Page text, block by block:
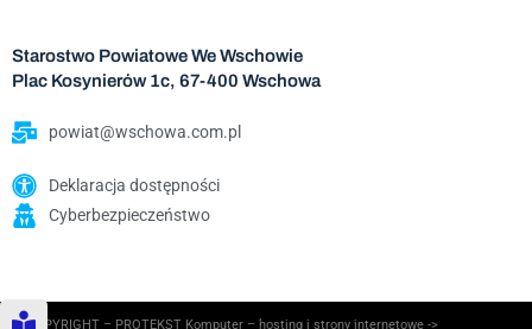
Starostwo Powiatowe We Wschowie
Plac Kosynierów 1c, 67-400 Wschowa
powiat@wschowa.com.pl
Deklaracja dostępności
Cyberbezpieczeństwo
© COPYRIGHT – PROTEKST Komputer – hosting i strony internetowe ->